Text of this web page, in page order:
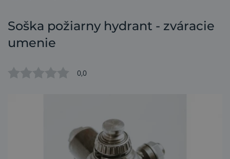
Soška požiarny hydrant - zváracie
umenie
0,0